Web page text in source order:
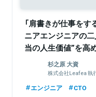
「肩書きが仕事を
ニアエンジニアの
当の人生価値”を高
杉之原 大資
株式会社Leafea 執
エンジニア CTO